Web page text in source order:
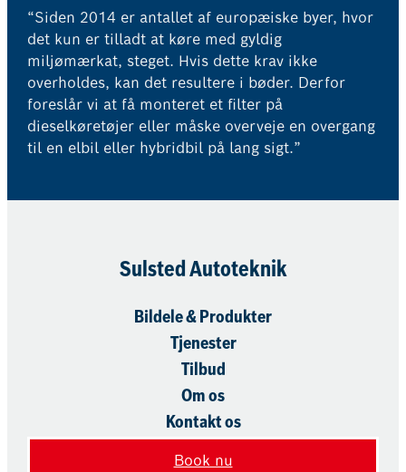
“Siden 2014 er antallet af europæiske byer, hvor
det kun er tilladt at køre med gyldig
miljømærkat, steget. Hvis dette krav ikke
overholdes, kan det resultere i bøder. Derfor
foreslår vi at få monteret et filter på
dieselkøretøjer eller måske overveje en overgang
til en elbil eller hybridbil på lang sigt.”
Sulsted Autoteknik
Bildele & Produkter
Tjenester
Tilbud
Om os
Kontakt os
Book nu